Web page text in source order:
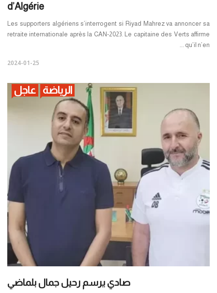
d’Algérie
Les supporters algériens s’interrogent si Riyad Mahrez va annoncer sa
retraite internationale après la CAN-2023. Le capitaine des Verts affirme
qu’il n’en ...
2024-01-25
الرياضة عاجل
صادي يرسم رحيل جمال بلماضي